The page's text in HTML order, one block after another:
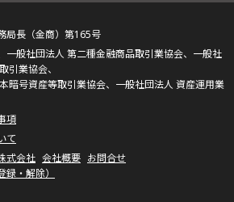
長（金商）第165号
一般社団法人 第二種金融商品取引業協会、一般社
引業協会、
暗号資産等取引業協会、一般社団法人 資産運用業
項
て
式会社 会社概要 お問合せ
・解除）